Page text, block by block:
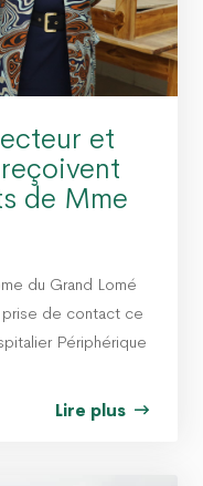
et
de Mme
du Grand Lomé
prise de contact ce
Périphérique
Lire plus